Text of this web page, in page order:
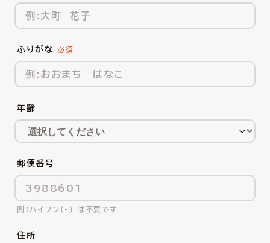
ふりがな
年齢
郵便番号
ハイフン(-) は不要です
住所